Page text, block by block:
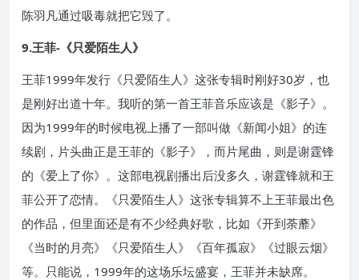
陈羽凡通过吸毒就把它毁了。
9.王菲-《只爱陌生人》
王菲1999年发行《只爱陌生人》这张专辑时刚好30岁，也
是刚好出道十年。我听的第一首王菲音乐应该是《影子》。
因为1999年的时候电视上播了一部叫做《新闻小姐》的连
续剧，片头曲正是王菲的《影子》，而片尾曲，则是谢霆锋
的《爱上了你》。这部电视剧播出后没多久，谢霆锋就和王
菲公开了恋情。《只爱陌生人》这张专辑算不上王菲最出色
的作品，但里面还是有不少经典好歌，比如《开到荼蘼》
《当时的月亮》《只爱陌生人》《百年孤寂》《过眼云烟》
等。只能说，1999年的这场乐坛盛宴，王菲并未缺席。